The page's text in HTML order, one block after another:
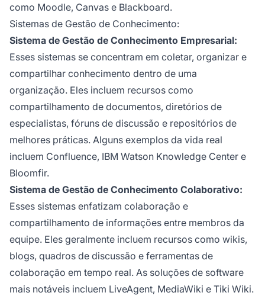
como Moodle, Canvas e Blackboard.
Sistemas de Gestão de Conhecimento:
Sistema de Gestão de Conhecimento Empresarial:
Esses sistemas se concentram em coletar, organizar e
compartilhar conhecimento dentro de uma
organização. Eles incluem recursos como
compartilhamento de documentos, diretórios de
especialistas, fóruns de discussão e repositórios de
melhores práticas. Alguns exemplos da vida real
incluem Confluence, IBM Watson Knowledge Center e
Bloomfir.
Sistema de Gestão de Conhecimento Colaborativo:
Esses sistemas enfatizam colaboração e
compartilhamento de informações entre membros da
equipe. Eles geralmente incluem recursos como wikis,
blogs, quadros de discussão e ferramentas de
colaboração em tempo real. As soluções de software
mais notáveis incluem LiveAgent, MediaWiki e Tiki Wiki.